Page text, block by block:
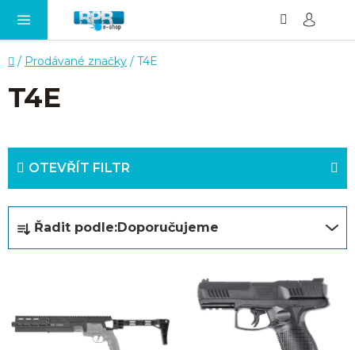
Domů
/ Prodávané značky / T4E
T4E
OTEVŘÍT FILTR
a
n
Řadit podle:Doporučujeme
p